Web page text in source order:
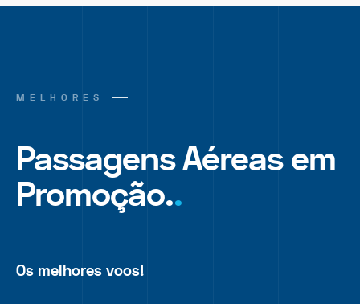
MELHORES
Passagens Aéreas em
Promoção..
Os melhores voos!